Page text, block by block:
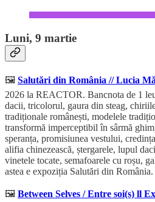
Luni, 9 martie
🖼️ Salutări din România // Lucia
2026 la REACTOR. Bancnota de 1
dacii, tricolorul, gaura din steag,
tradiționale românești, modelele
transformă imperceptibil în sârmă
speranța, promisiunea vestului,
alifia chinezească, ștergarele, lupul
vinetele tocate, semafoarele cu roșu,
astea e expoziția Salutări din România.
🖼️ Between Selves / Entre soi(s) ll